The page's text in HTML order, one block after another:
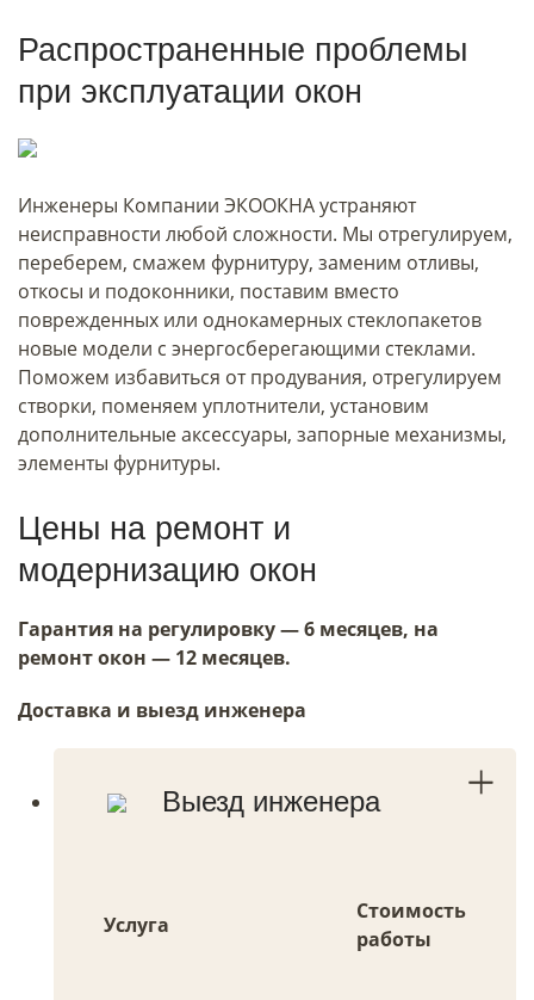
Распространенные проблемы
при эксплуатации окон
Инженеры Компании ЭКООКНА устраняют
неисправности любой сложности. Мы отрегулируем,
переберем, смажем фурнитуру, заменим отливы,
откосы и подоконники, поставим вместо
поврежденных или однокамерных стеклопакетов
новые модели с энергосберегающими стеклами.
Поможем избавиться от продувания, отрегулируем
створки, поменяем уплотнители, установим
дополнительные аксессуары, запорные механизмы,
элементы фурнитуры.
Цены на ремонт и
модернизацию окон
Гарантия на регулировку — 6 месяцев, на
ремонт окон — 12 месяцев.
Доставка и выезд инженера
Выезд инженера
Услуга
Стоимость
работы